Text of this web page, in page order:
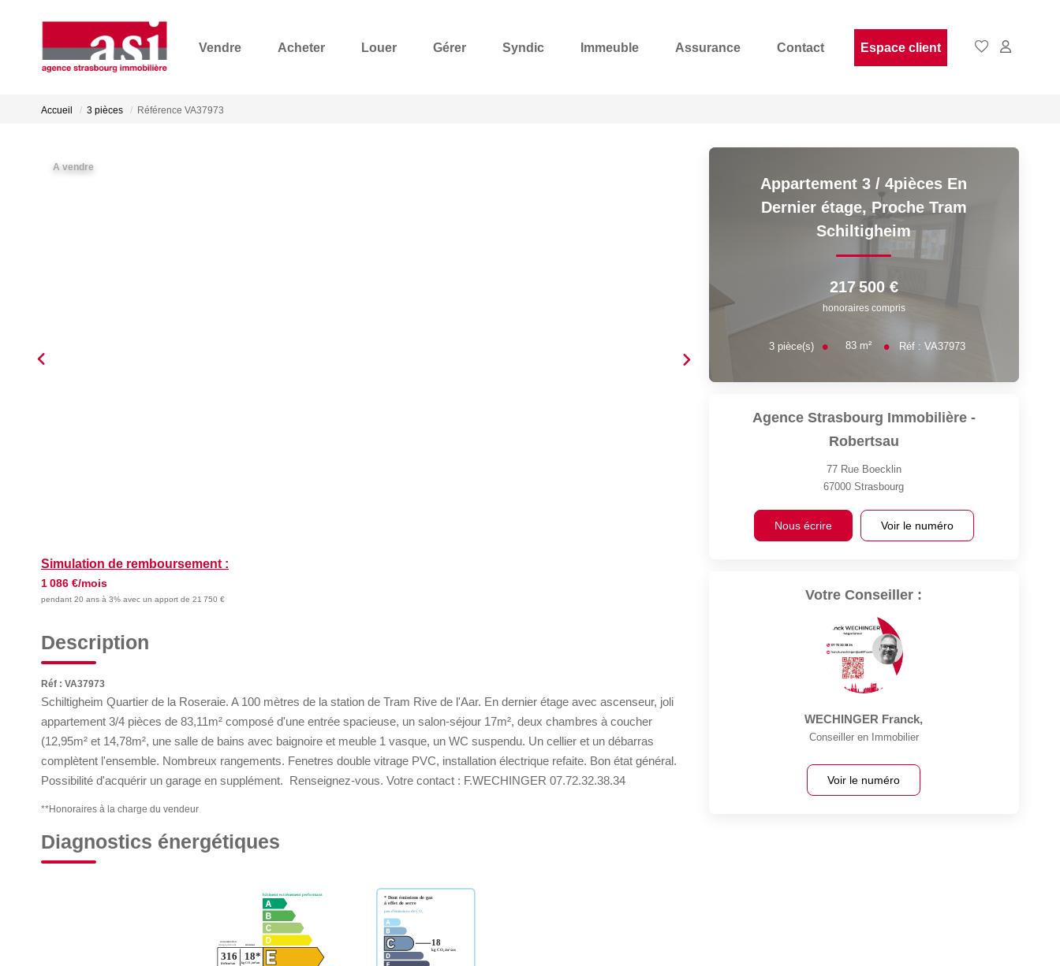
Vendre Acheter Louer Gérer Syndic Immeuble Assurance Contact Espace client
Accueil 3 pièces Référence VA37973
A vendre
Simulation de remboursement :
1 086 €/mois
pendant 20 ans à 3% avec un apport de 21 750 €
Description
Réf : VA37973
Schiltigheim Quartier de la Roseraie. A 100 mètres de la station de Tram Rive de l'Aar. En dernier étage avec ascenseur, joli
appartement 3/4 pièces de 83,11m² composé d'une entrée spacieuse, un salon-séjour 17m², deux chambres à coucher
(12,95m² et 14,78m², une salle de bains avec baignoire et meuble 1 vasque, un WC suspendu. Un cellier et un débarras
complètent l'ensemble. Nombreux rangements. Fenetres double vitrage PVC, installation électrique refaite. Bon état général.
Possibilité d'acquérir un garage en supplément. Renseignez-vous. Votre contact : F.WECHINGER 07.72.32.38.34
**Honoraires à la charge du vendeur
Diagnostics énergétiques
Appartement 3 / 4pièces En
Dernier étage, Proche Tram
Schiltigheim
217 500 €
honoraires compris
3 pièce(s) 83 m² Réf : VA37973
Agence Strasbourg Immobilière -
Robertsau
77 Rue Boecklin
67000Strasbourg
Nous écrire Voir le numéro
Votre Conseiller :
WECHINGER Franck,
Conseiller en Immobilier
Voir le numéro